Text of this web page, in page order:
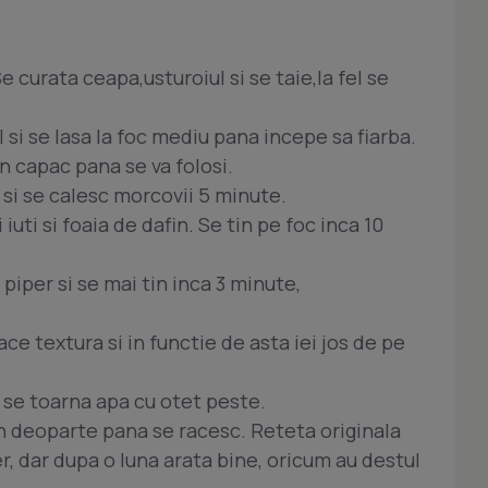
curata ceapa,usturoiul si se taie,la fel se
se lasa la foc mediu pana incepe sa fiarba.
capac pana se va folosi.
se calesc morcovii 5 minute.
si foaia de dafin. Se tin pe foc inca 10
si se mai tin inca 3 minute,
textura si in functie de asta iei jos de pe
toarna apa cu otet peste.
deoparte pana se racesc. Reteta originala
dar dupa o luna arata bine, oricum au destul